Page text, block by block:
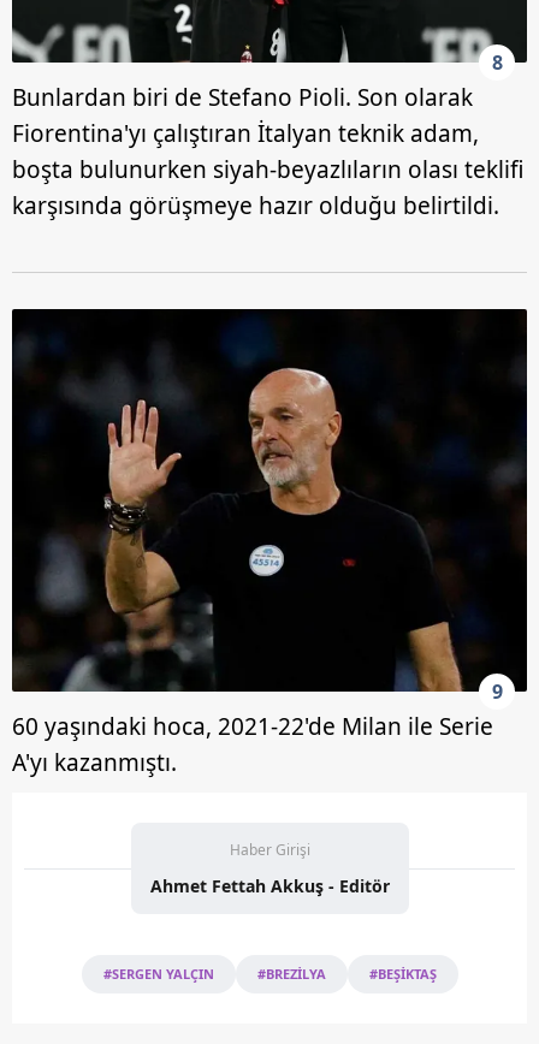
8
Bunlardan biri de Stefano Pioli. Son olarak
Fiorentina'yı çalıştıran İtalyan teknik adam,
boşta bulunurken siyah-beyazlıların olası teklifi
karşısında görüşmeye hazır olduğu belirtildi.
9
60 yaşındaki hoca, 2021-22'de Milan ile Serie
A'yı kazanmıştı.
Haber Girişi
Ahmet Fettah Akkuş - Editör
#SERGEN YALÇIN #BREZİLYA #BEŞİKTAŞ